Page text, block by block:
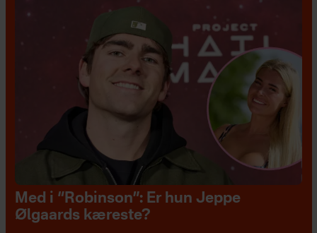
Med i “Robinson”: Er hun Jeppe
Ølgaards kæreste?